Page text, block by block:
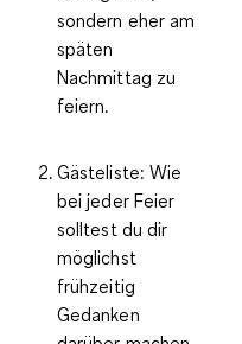
sondern eher am
späten
Nachmittag zu
feiern.
Gästeliste: Wie
bei jeder Feier
solltest du dir
möglichst
frühzeitig
Gedanken